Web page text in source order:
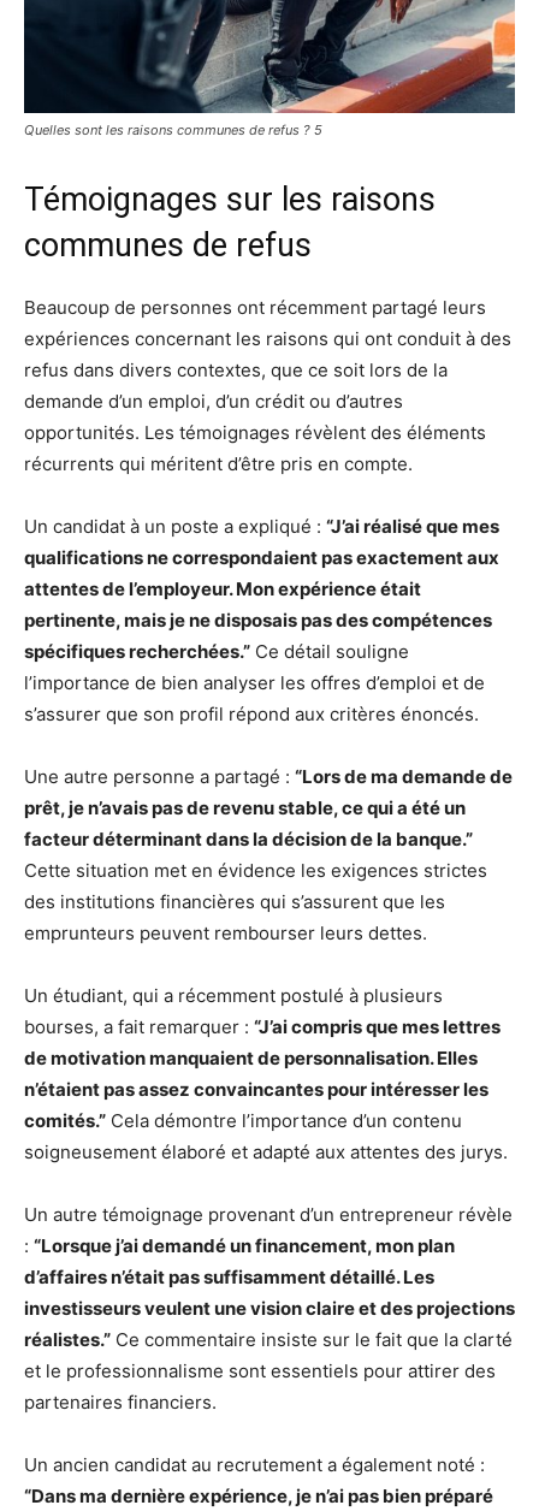
Quelles sont les raisons communes de refus ? 5
Témoignages sur les raisons
communes de refus
Beaucoup de personnes ont récemment partagé leurs
expériences concernant les raisons qui ont conduit à des
refus dans divers contextes, que ce soit lors de la
demande d’un emploi, d’un crédit ou d’autres
opportunités. Les témoignages révèlent des éléments
récurrents qui méritent d’être pris en compte.
Un candidat à un poste a expliqué : “J’ai réalisé que mes
qualifications ne correspondaient pas exactement aux
attentes de l’employeur. Mon expérience était
pertinente, mais je ne disposais pas des compétences
spécifiques recherchées.” Ce détail souligne
l’importance de bien analyser les offres d’emploi et de
s’assurer que son profil répond aux critères énoncés.
Une autre personne a partagé : “Lors de ma demande de
prêt, je n’avais pas de revenu stable, ce qui a été un
facteur déterminant dans la décision de la banque.”
Cette situation met en évidence les exigences strictes
des institutions financières qui s’assurent que les
emprunteurs peuvent rembourser leurs dettes.
Un étudiant, qui a récemment postulé à plusieurs
bourses, a fait remarquer : “J’ai compris que mes lettres
de motivation manquaient de personnalisation. Elles
n’étaient pas assez convaincantes pour intéresser les
comités.” Cela démontre l’importance d’un contenu
soigneusement élaboré et adapté aux attentes des jurys.
Un autre témoignage provenant d’un entrepreneur révèle
: “Lorsque j’ai demandé un financement, mon plan
d’affaires n’était pas suffisamment détaillé. Les
investisseurs veulent une vision claire et des projections
réalistes.” Ce commentaire insiste sur le fait que la clarté
et le professionnalisme sont essentiels pour attirer des
partenaires financiers.
Un ancien candidat au recrutement a également noté :
“Dans ma dernière expérience, je n’ai pas bien préparé